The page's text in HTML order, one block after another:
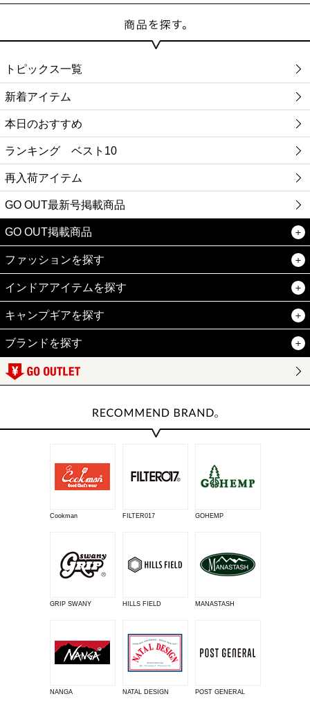
トピックス一覧
新着アイテム
本日のおすすめ
ランキング ベスト10
再入荷アイテム
GO OUT最新号掲載商品
GO OUT掲載商品
ファッションを探す
インドアアイテムを探す
キャンプギアを探す
ブランドを探す
Cookman FILTER017 GOHEMP
GRIP SWANY HILLS FIELD MANASTASH
NANGA NATAL DESIGN POST GENERAL